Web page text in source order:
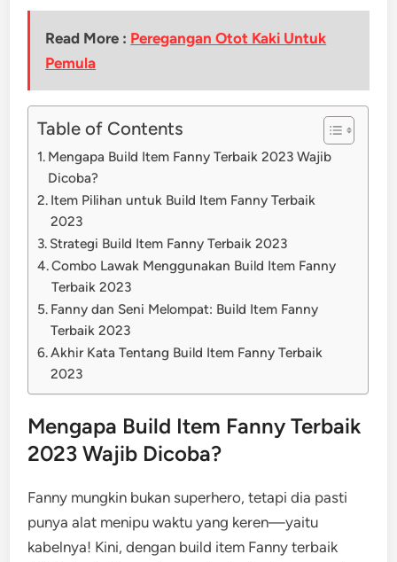
Read More : Peregangan Otot Kaki Untuk
Pemula
Table of Contents
Mengapa Build Item Fanny Terbaik 2023 Wajib
Dicoba?
Item Pilihan untuk Build Item Fanny Terbaik
2023
Strategi Build Item Fanny Terbaik 2023
Combo Lawak Menggunakan Build Item Fanny
Terbaik 2023
Fanny dan Seni Melompat: Build Item Fanny
Terbaik 2023
Akhir Kata Tentang Build Item Fanny Terbaik
2023
Mengapa Build Item Fanny Terbaik
2023 Wajib Dicoba?
Fanny mungkin bukan superhero, tetapi dia pasti
punya alat menipu waktu yang keren—yaitu
kabelnya! Kini, dengan build item Fanny terbaik